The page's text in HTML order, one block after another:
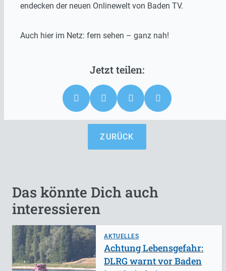
endecken der neuen Onlinewelt von Baden TV.
Auch hier im Netz: fern sehen – ganz nah!
ZURÜCK
Das könnte Dich auch
interessieren
AKTUELLES
Achtung Lebensgefahr:
DLRG warnt vor Baden